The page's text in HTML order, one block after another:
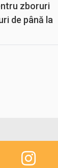
zboruri
de până la